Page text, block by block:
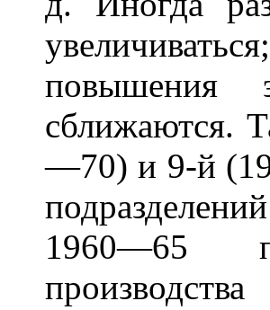
повышения
сближаются.
—70) и 9-й
1960—65